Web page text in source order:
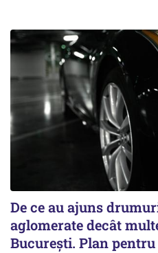
De ce au ajuns
aglomerate decât
București. Plan